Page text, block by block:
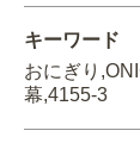
キーワード
おにぎり
幕,4155-3